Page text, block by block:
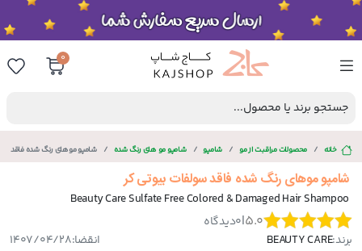
0
جستجو برند یا محصول...
خانه محصولات مراقبت از مو شامپو شامپو مو های رنگ شده شامپو موهای رنگ شده فاقد
شامپو موهای رنگ شده فاقد سولفات بیوتی کر
Beauty Care Sulfate Free Colored & Damaged Hair Shampoo
5.0
|
0دیدگاه
برند:BEAUTY CARE انقضا:1407/04/28